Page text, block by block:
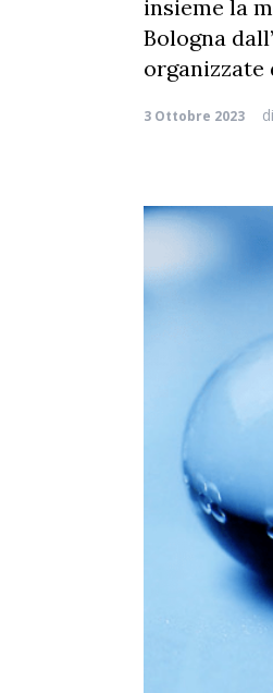
insieme la
Bologna
organizzate
3 Ottobre 2023 di